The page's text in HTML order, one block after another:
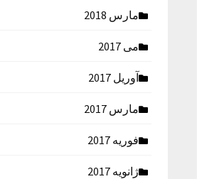
مارس 2018
می 2017
آوریل 2017
مارس 2017
فوریه 2017
ژانویه 2017